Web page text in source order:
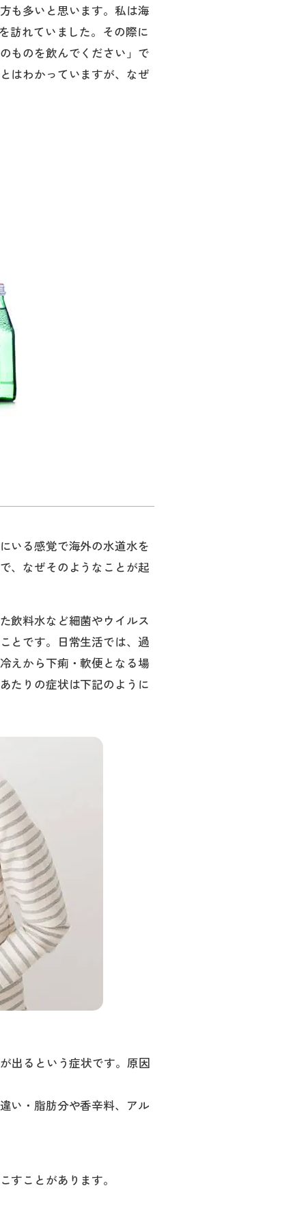
も多いと思います。私は海
訪れていました。その際に
ものを飲んでください」で
はわかっていますが、なぜ
いる感覚で海外の水道水を
、なぜそのようなことが起
飲料水など細菌やウイルス
とです。日常生活では、過
えから下痢・軟便となる場
たりの症状は下記のように
出るという症状です。原因
い・脂肪分や香辛料、アル
ことがあります。